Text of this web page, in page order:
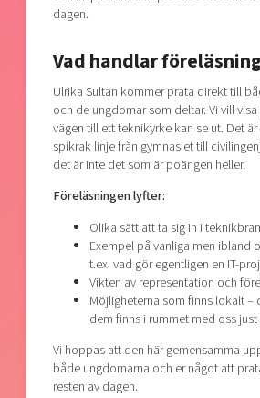
dagen.
Vad handlar
Ulrika Sultan kommer prata direkt till
och de ungdomar som deltar. Vi vill
vägen till ett teknikyrke kan se ut. Det
spikrak linje från gymnasiet till
det är inte det som är poängen heller.
Föreläsningen lyfter:
Olika sätt att ta sig in i
Exempel på vanliga men ibland
t.ex. vad gör egentligen en IT-
Vikten av representation och
Möjligheterna som finns lokalt –
dem finns i rummet med oss
Vi hoppas att den här gemensamma
både ungdomarna och er något att
resten av dagen.